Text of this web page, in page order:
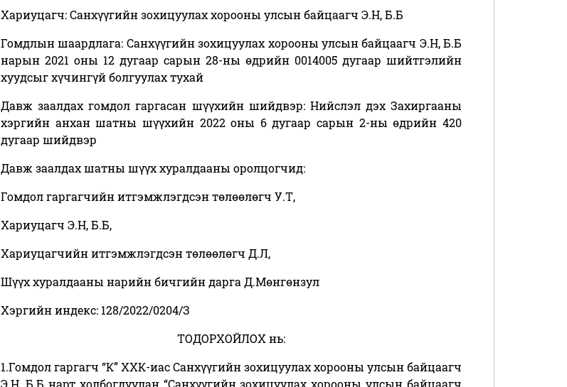
Хариуцагч: Санхүүгийн зохицуулах хорооны улсын байцаагч Э.Н, Б.Б
Гомдлын шаардлага: Санхүүгийн зохицуулах хорооны улсын байцаагч Э.Н, Б.Б
нарын 2021 оны 12 дугаар сарын 28-ны өдрийн 0014005 дугаар шийтгэлийн
хуудсыг хүчингүй болгуулах тухай
Давж заалдах гомдол гаргасан шүүхийн шийдвэр: Нийслэл дэх Захиргааны
хэргийн анхан шатны шүүхийн 2022 оны 6 дугаар сарын 2-ны өдрийн 420
дугаар шийдвэр
Давж заалдах шатны шүүх хуралдааны оролцогчид:
Гомдол гаргагчийн итгэмжлэгдсэн төлөөлөгч У.Т,
Хариуцагч Э.Н, Б.Б,
Хариуцагчийн итгэмжлэгдсэн төлөөлөгч Д.Л,
Шүүх хуралдааны нарийн бичгийн дарга Д.Мөнгөнзул
Хэргийн индекс: 128/2022/0204/З
ТОДОРХОЙЛОХ нь:
1.Гомдол гаргагч “К” ХХК-иас Санхүүгийн зохицуулах хорооны улсын байцаагч
Э.Н, Б.Б нарт холбогдуулан “Санхүүгийн зохицуулах хорооны улсын байцаагч